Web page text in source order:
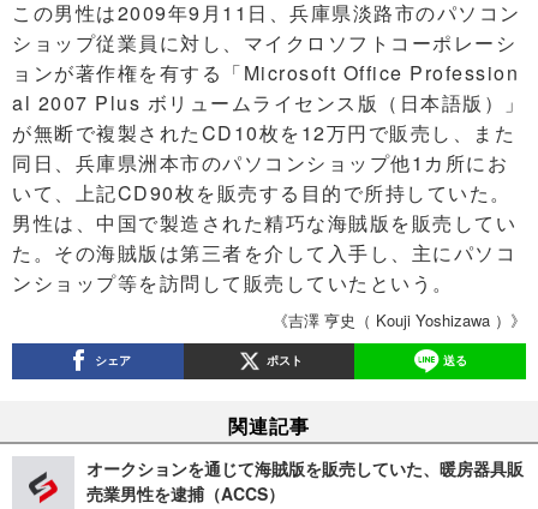
この男性は2009年9月11日、兵庫県淡路市のパソコン
ショップ従業員に対し、マイクロソフトコーポレーシ
ョンが著作権を有する「Microsoft Office Profession
al 2007 Plus ボリュームライセンス版（日本語版）」
が無断で複製されたCD10枚を12万円で販売し、また
同日、兵庫県洲本市のパソコンショップ他1カ所にお
いて、上記CD90枚を販売する目的で所持していた。
男性は、中国で製造された精巧な海賊版を販売してい
た。その海賊版は第三者を介して入手し、主にパソコ
ンショップ等を訪問して販売していたという。
《吉澤 亨史（ Kouji Yoshizawa ）》
シェア ポスト 送る
関連記事
オークションを通じて海賊版を販売していた、暖房器具販
売業男性を逮捕（ACCS）